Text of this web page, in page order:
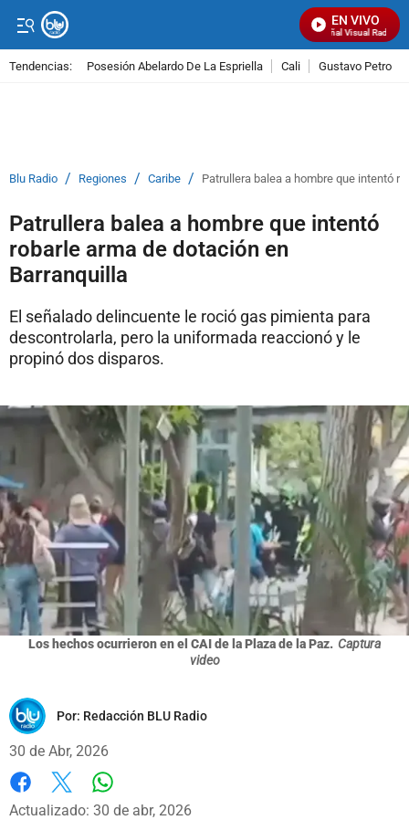
EN VIVO
Señal Visual Radio
Tendencias: Posesión Abelardo De La Espriella Cali Gustavo Petro
Blu Radio / Regiones / Caribe / Patrullera balea a hombre que intentó
Patrullera balea a hombre que intentó
robarle arma de dotación en
Barranquilla
El señalado delincuente le roció gas pimienta para
descontrolarla, pero la uniformada reaccionó y le
propinó dos disparos.
Los hechos ocurrieron en el CAI de la Plaza de la Paz. Captura
video
Por: Redacción BLU Radio
30 de Abr, 2026
Facebook
X
Actualizado: 30 de abr, 2026